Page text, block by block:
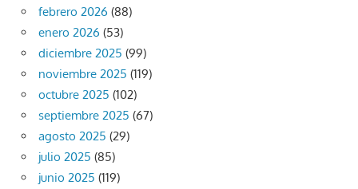
febrero 2026 (88)
enero 2026 (53)
diciembre 2025 (99)
noviembre 2025 (119)
octubre 2025 (102)
septiembre 2025 (67)
agosto 2025 (29)
julio 2025 (85)
junio 2025 (119)